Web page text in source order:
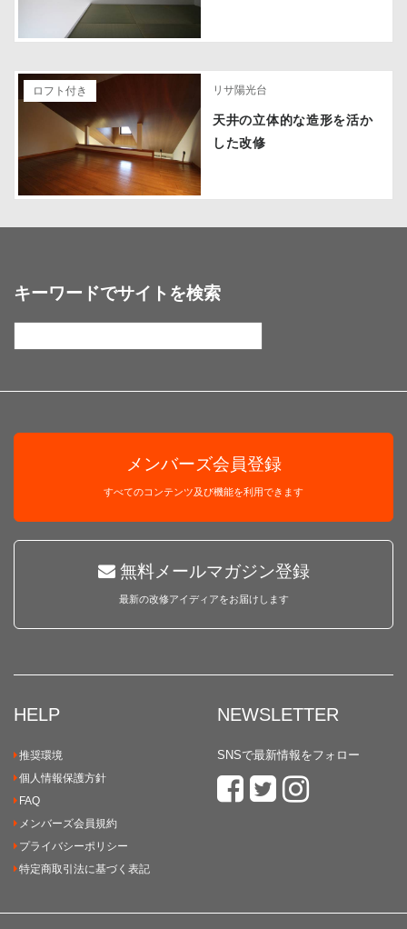
ロフト付き リサ陽光台
天井の立体的な造形を活か
した改修
キーワードでサイトを検索
メンバーズ会員登録
すべてのコンテンツ及び機能を利用できます
無料メールマガジン登録
最新の改修アイディアをお届けします
HELP
推奨環境
個人情報保護方針
FAQ
メンバーズ会員規約
プライバシーポリシー
特定商取引法に基づく表記
NEWSLETTER
SNSで最新情報をフォロー